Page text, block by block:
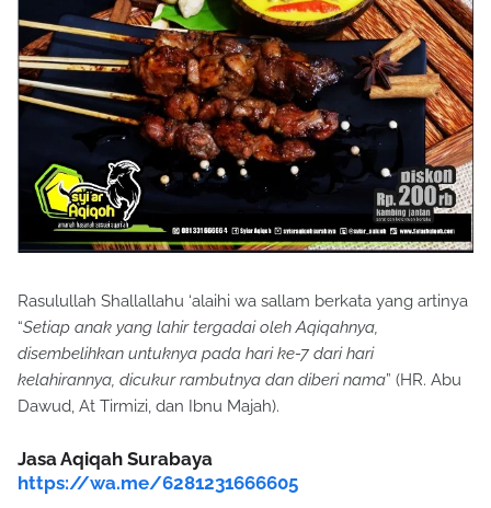
Rasulullah Shallallahu ‘alaihi wa sallam berkata yang artinya
“Setiap anak yang lahir tergadai oleh Aqiqahnya,
disembelihkan untuknya pada hari ke-7 dari hari
kelahirannya, dicukur rambutnya dan diberi nama” (HR. Abu
Dawud, At Tirmizi, dan Ibnu Majah).
Jasa Aqiqah Surabaya
https://wa.me/6281231666605